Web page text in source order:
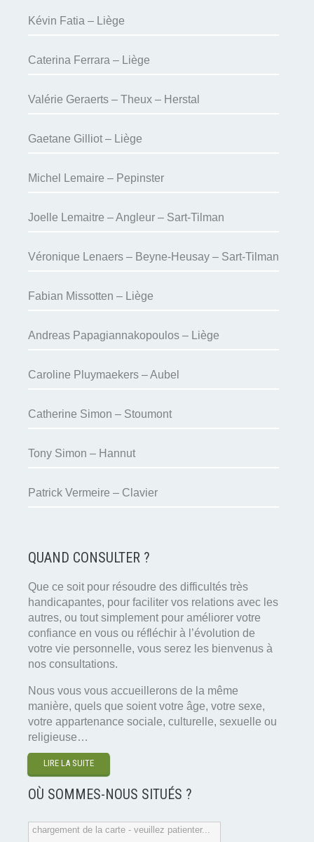
Kévin Fatia – Liège
Caterina Ferrara – Liège
Valérie Geraerts – Theux – Herstal
Gaetane Gilliot – Liège
Michel Lemaire – Pepinster
Joelle Lemaitre – Angleur – Sart-Tilman
Véronique Lenaers – Beyne-Heusay – Sart-Tilman
Fabian Missotten – Liège
Andreas Papagiannakopoulos – Liège
Caroline Pluymaekers – Aubel
Catherine Simon – Stoumont
Tony Simon – Hannut
Patrick Vermeire – Clavier
QUAND CONSULTER ?
Que ce soit pour résoudre des difficultés très
handicapantes, pour faciliter vos relations avec les
autres, ou tout simplement pour améliorer votre
confiance en vous ou réfléchir à l’évolution de
votre vie personnelle, vous serez les bienvenus à
nos consultations.
Nous vous vous accueillerons de la même
manière, quels que soient votre âge, votre sexe,
votre appartenance sociale, culturelle, sexuelle ou
religieuse…
LIRE LA SUITE
OÙ SOMMES-NOUS SITUÉS ?
chargement de la carte - veuillez patienter...